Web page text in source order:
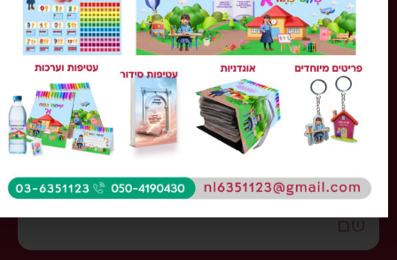
צור קשר
מלאו את הטופס ונחזור אליכם
בהקדם